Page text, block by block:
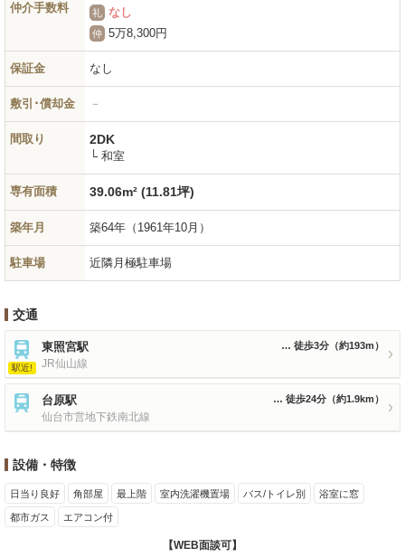
仲介手数料
礼 なし
仲 5万8,300円
保証金 なし
敷引･償却金 －
間取り 2DK
└ 和室
専有面積 39.06m² (11.81坪)
築年月 築64年 （1961年10月）
駐車場 近隣月極駐車場
交通
東照宮駅
JR仙山線
駅近!
徒歩3分 （約193m）
台原駅
仙台市営地下鉄南北線
徒歩24分 （約1.9km）
設備・特徴
日当り良好 角部屋 最上階 室内洗濯機置場 バス/トイレ別 浴室に窓
都市ガス エアコン付
【WEB面談可】